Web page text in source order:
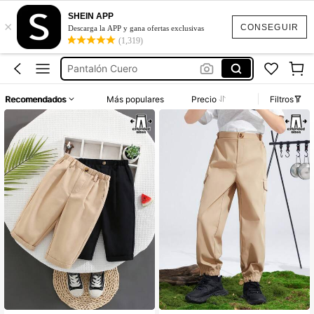
CONSEGUIR
×
SHEIN APP
Descarga la APP y gana ofertas exclusivas
(1,319)
Vestidos Elegantes Para Fiesta
Conjuntos De Niño
Pantalón Cuero
Squishy
Conjuntos De Niño
Recomendados Más populares Precio Filtros